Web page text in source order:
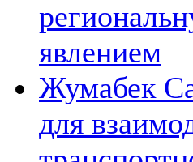
явлением
Жумабек
для